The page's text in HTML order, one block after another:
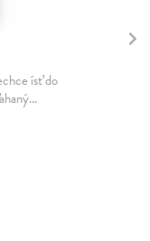
ísť do